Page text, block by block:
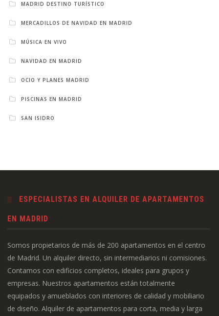
MADRID DESTINO TURÍSTICO
MERCADILLOS DE NAVIDAD EN MADRID
MÚSICA EN VIVO
NAVIDAD EN MADRID
OCIO Y PLANES MADRID
PISCINAS EN MADRID
SAN ISIDRO
ESPECIALISTAS EN ALQUILER DE APARTAMENTOS
EN MADRID
Somos propietarios de más de 200 apartamentos en el centro
de Madrid. Un alquiler directo, sin intermediarios ni comisiones.
Contamos con edificios completos, ideales para grupos y
empresas. Nuestros apartamentos están totalmente
equipados y amueblados con interiores de calidad y mobiliario
de diseño. Alquiler de apartamentos para corta, media y larga